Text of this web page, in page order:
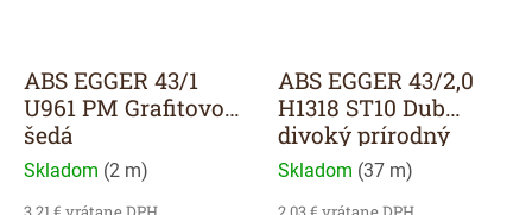
ABS EGGER 43/1
U961 PM Grafitovo
šedá
Skladom (2 m)
ABS EGGER 43/2,0
H1318 ST10 Dub
divoký prírodný
Skladom (37 m)